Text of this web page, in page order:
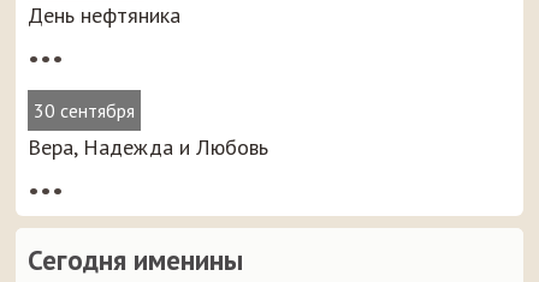
День нефтяника
•••
30 сентября
Вера, Надежда и Любовь
•••
Сегодня именины